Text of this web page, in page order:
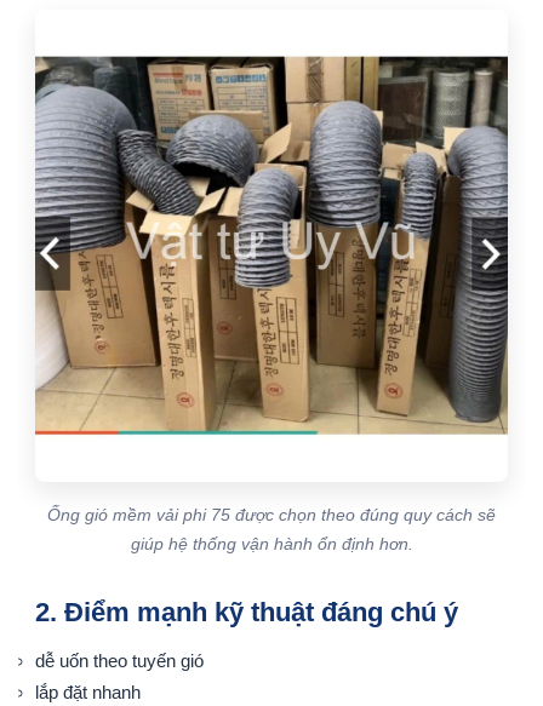
Ống gió mềm vải phi 75 được chọn theo đúng quy cách sẽ
giúp hệ thống vận hành ổn định hơn.
2. Điểm mạnh kỹ thuật đáng chú ý
dễ uốn theo tuyến gió
lắp đặt nhanh